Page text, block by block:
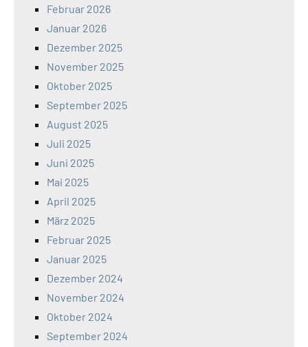
Februar 2026
Januar 2026
Dezember 2025
November 2025
Oktober 2025
September 2025
August 2025
Juli 2025
Juni 2025
Mai 2025
April 2025
März 2025
Februar 2025
Januar 2025
Dezember 2024
November 2024
Oktober 2024
September 2024